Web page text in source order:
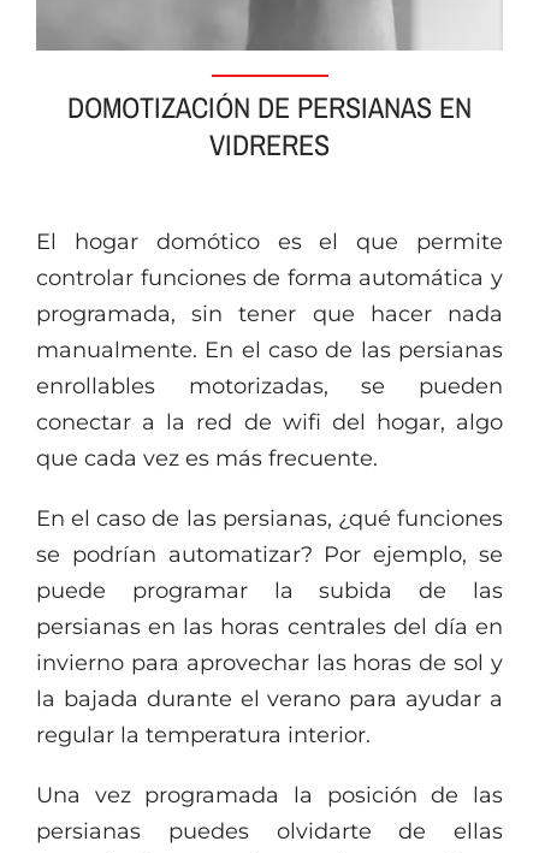
DOMOTIZACIÓN DE PERSIANAS EN
VIDRERES
El hogar domótico es el que permite
controlar funciones de forma automática y
programada, sin tener que hacer nada
manualmente. En el caso de las persianas
enrollables motorizadas, se pueden
conectar a la red de wifi del hogar, algo
que cada vez es más frecuente.
En el caso de las persianas, ¿qué funciones
se podrían automatizar? Por ejemplo, se
puede programar la subida de las
persianas en las horas centrales del día en
invierno para aprovechar las horas de sol y
la bajada durante el verano para ayudar a
regular la temperatura interior.
Una vez programada la posición de las
persianas puedes olvidarte de ellas